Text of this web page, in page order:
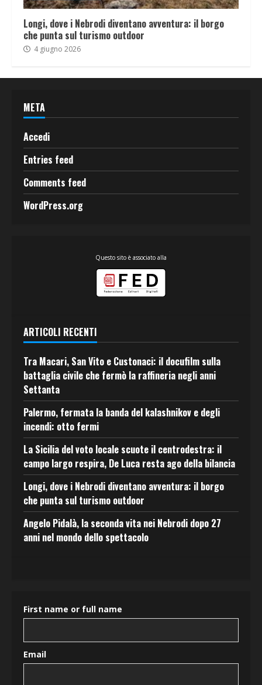
Longi, dove i Nebrodi diventano avventura: il borgo
che punta sul turismo outdoor
4 giugno 2026
META
Accedi
Entries feed
Comments feed
WordPress.org
Questo sito è associato alla
ARTICOLI RECENTI
Tra Macari, San Vito e Custonaci: il docufilm sulla
battaglia civile che fermò la raffineria negli anni
Settanta
Palermo, fermata la banda del kalashnikov e degli
incendi: otto fermi
La Sicilia del voto locale scuote il centrodestra: il
campo largo respira, De Luca resta ago della bilancia
Longi, dove i Nebrodi diventano avventura: il borgo
che punta sul turismo outdoor
Angelo Pidalà, la seconda vita nei Nebrodi dopo 27
anni nel mondo dello spettacolo
First name or full name
Email